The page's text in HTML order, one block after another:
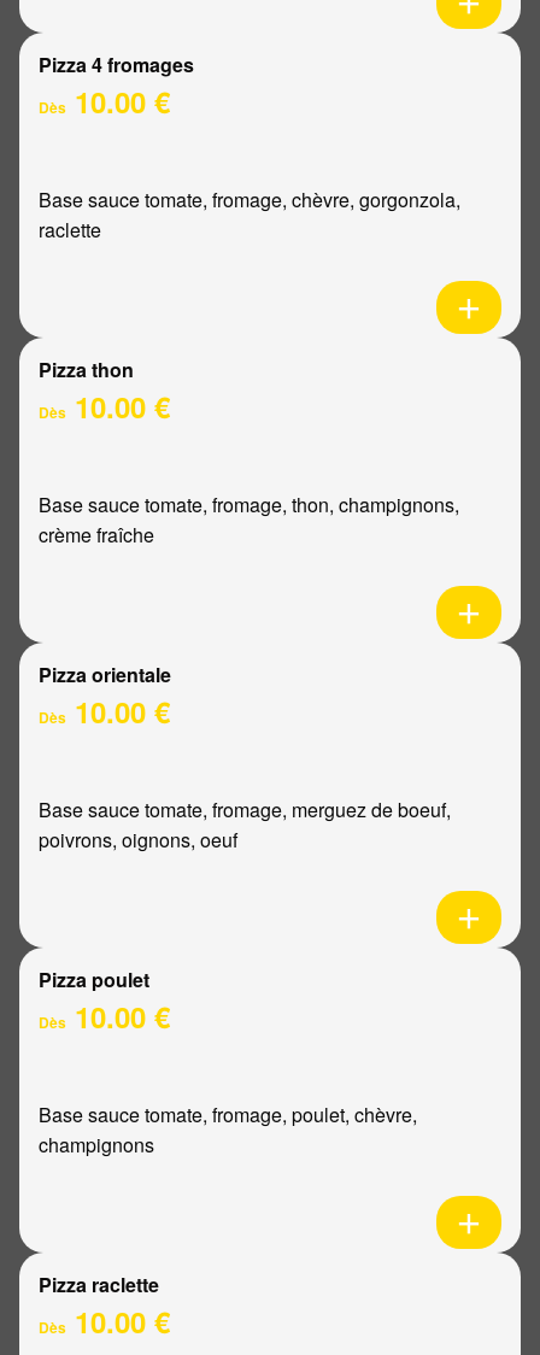
Pizza 4 fromages
Dès 10.00 €
Base sauce tomate, fromage, chèvre, gorgonzola,
raclette
Pizza thon
Dès 10.00 €
Base sauce tomate, fromage, thon, champignons,
crème fraîche
Pizza orientale
Dès 10.00 €
Base sauce tomate, fromage, merguez de boeuf,
poivrons, oignons, oeuf
Pizza poulet
Dès 10.00 €
Base sauce tomate, fromage, poulet, chèvre,
champignons
Pizza raclette
Dès 10.00 €